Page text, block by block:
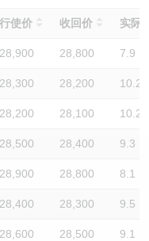
行使价 收回价 实际
28,900 28,800 7.9
28,300 28,200 10.2
28,200 28,100 10.2
28,500 28,400 9.3
28,900 28,800 8.1
28,400 28,300 9.5
28,600 28,500 9.1